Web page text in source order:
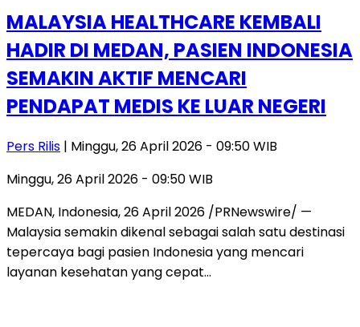
MALAYSIA HEALTHCARE KEMBALI
HADIR DI MEDAN, PASIEN INDONESIA
SEMAKIN AKTIF MENCARI
PENDAPAT MEDIS KE LUAR NEGERI
Pers Rilis | Minggu, 26 April 2026 - 09:50 WIB
Minggu, 26 April 2026 - 09:50 WIB
MEDAN, Indonesia, 26 April 2026 /PRNewswire/ —
Malaysia semakin dikenal sebagai salah satu destinasi
tepercaya bagi pasien Indonesia yang mencari
layanan kesehatan yang cepat…